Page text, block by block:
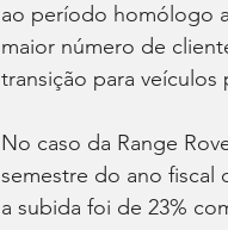
ao período homólogo
maior número de
transição para veículos
No caso da Range
semestre do ano
a subida foi de 23%